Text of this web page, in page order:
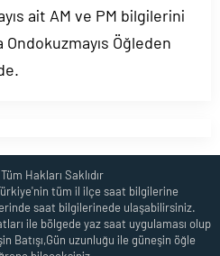
ait AM ve PM bilgilerini
Öğleden
Hakları Saklıdır
tüm il ilçe saat bilgilerine
saat bilgilerinede ulaşabilirsiniz.
ile bölgede yaz saat uygulaması olup
Batışı,Gün uzunluğu ile güneşin öğle